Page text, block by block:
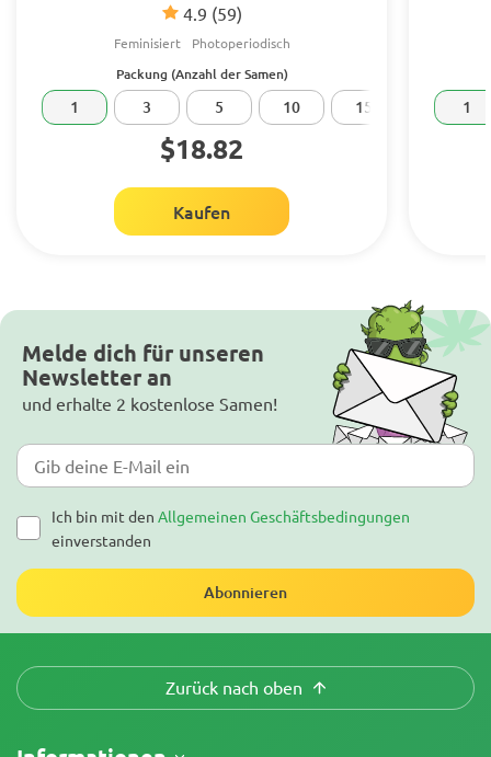
4.9 (59)
Feminisiert Photoperiodisch
Packung (Anzahl der Samen)
1 3 5 10 15 20
$18.82
Kaufen
1
Melde dich für unseren
Newsletter an
und erhalte 2 kostenlose Samen!
Ich bin mit den Allgemeinen Geschäftsbedingungen
einverstanden
Abonnieren
Zurück nach oben